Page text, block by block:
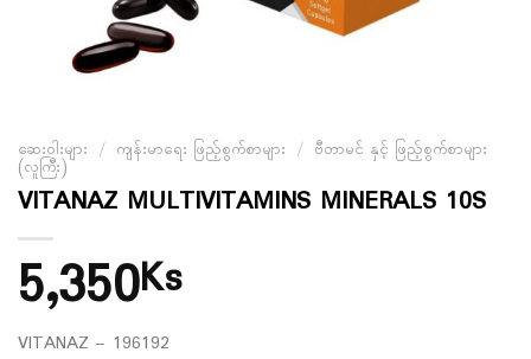
ဆေးဝါးများ / ကျန်းမာရေး ဖြည့်စွက်စာများ / ဗီတာမင် နှင့် ဖြည့်စွက်စာများ
(လူကြီး)
VITANAZ MULTIVITAMINS MINERALS 10S
5,350Ks
VITANAZ – 196192